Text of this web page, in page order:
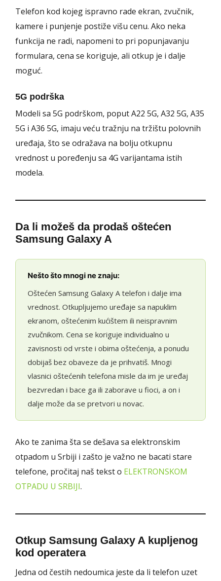
Telefon kod kojeg ispravno rade ekran, zvučnik,
kamere i punjenje postiže višu cenu. Ako neka
funkcija ne radi, napomeni to pri popunjavanju
formulara, cena se koriguje, ali otkup je i dalje
moguć.
5G podrška
Modeli sa 5G podrškom, poput A22 5G, A32 5G, A35
5G i A36 5G, imaju veću tražnju na tržištu polovnih
uređaja, što se odražava na bolju otkupnu
vrednost u poređenju sa 4G varijantama istih
modela.
Da li možeš da prodaš oštećen
Samsung Galaxy A
Nešto što mnogi ne znaju:
Oštećen Samsung Galaxy A telefon i dalje ima
vrednost. Otkupljujemo uređaje sa napuklim
ekranom, oštećenim kućištem ili neispravnim
zvučnikom. Cena se koriguje individualno u
zavisnosti od vrste i obima oštećenja, a ponudu
dobijaš bez obaveze da je prihvatiš. Mnogi
vlasnici oštećenih telefona misle da im je uređaj
bezvredan i bace ga ili zaborave u fioci, a on i
dalje može da se pretvori u novac.
Ako te zanima šta se dešava sa elektronskim
otpadom u Srbiji i zašto je važno ne bacati stare
telefone, pročitaj naš tekst o ELEKTRONSKOM
OTPADU U SRBIJI.
Otkup Samsung Galaxy A kupljenog
kod operatera
Jedna od čestih nedoumica jeste da li telefon uzet